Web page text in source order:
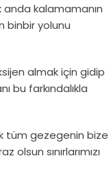
kalamamanın
binbir yolunu
almak için gidip
bu farkındalıkla
tüm gezegenin bize
sınırlarımızı